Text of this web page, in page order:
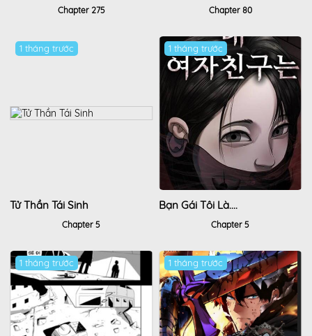
Chapter 275 Chapter 80
1 tháng trước
Tử Thần Tái Sinh
Chapter 5
1 tháng trước
Bạn Gái Tôi Là....
Chapter 5
1 tháng trước 1 tháng trước